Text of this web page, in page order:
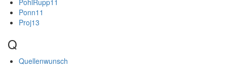
PohlRupp11
Ponn11
Proj13
Q
Quellenwunsch